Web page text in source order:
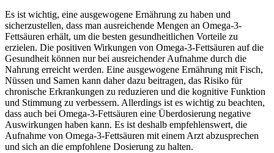
Es ist wichtig, eine ausgewogene Ernährung zu haben und
sicherzustellen, dass man ausreichende Mengen an Omega-3-
Fettsäuren erhält, um die besten gesundheitlichen Vorteile zu
erzielen. Die positiven Wirkungen von Omega-3-Fettsäuren auf die
Gesundheit können nur bei ausreichender Aufnahme durch die
Nahrung erreicht werden. Eine ausgewogene Ernährung mit Fisch,
Nüssen und Samen kann daher dazu beitragen, das Risiko für
chronische Erkrankungen zu reduzieren und die kognitive Funktion
und Stimmung zu verbessern. Allerdings ist es wichtig zu beachten,
dass auch bei Omega-3-Fettsäuren eine Überdosierung negative
Auswirkungen haben kann. Es ist deshalb empfehlenswert, die
Aufnahme von Omega-3-Fettsäuren mit einem Arzt abzusprechen
und sich an die empfohlene Dosierung zu halten.